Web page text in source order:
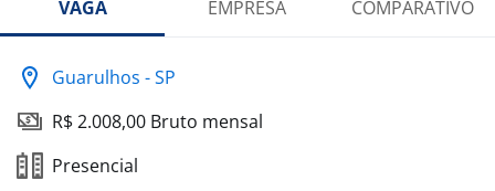
VAGA
EMPRESA COMPARATIVO
Guarulhos - SP
R$ 2.008,00 Bruto mensal
Presencial